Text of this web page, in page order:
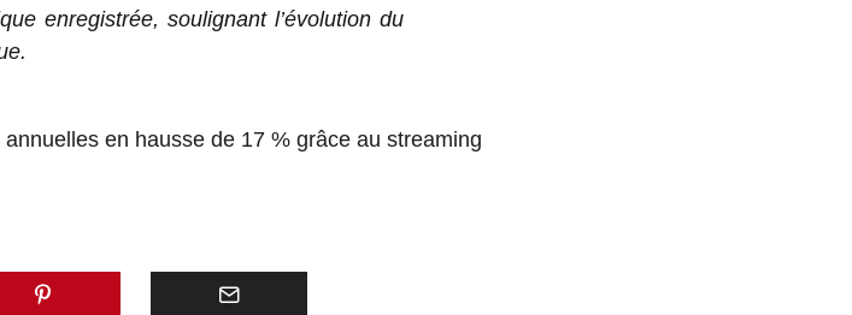
enregistrée, soulignant l’évolution du
en hausse de 17 % grâce au streaming